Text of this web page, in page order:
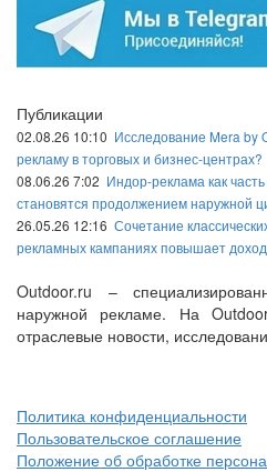
Публикации
02.08.26 10:10 Исследование Mera by
рекламу в торговых и бизнес-центрах?
08.06.26 7:02 Индор-реклама как
становятся продолжением наружной
26.05.26 12:16 Сочетание
рекламных кампаниях повышает
Outdoor.ru –
наружной рекламе. На
отраслевые новости,
Политика конфиденциальности
Пользовательское соглашение
Положение об обработке